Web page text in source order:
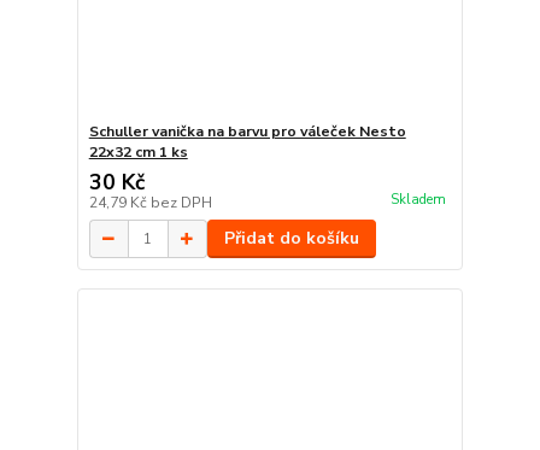
Schuller vanička na barvu pro váleček Nesto
22x32 cm 1 ks
30 Kč
24,79 Kč bez DPH Skladem
Přidat do košíku